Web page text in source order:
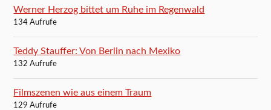
Werner Herzog bittet um Ruhe im Regenwald
134 Aufrufe
Teddy Stauffer: Von Berlin nach Mexiko
132 Aufrufe
Filmszenen wie aus einem Traum
129 Aufrufe